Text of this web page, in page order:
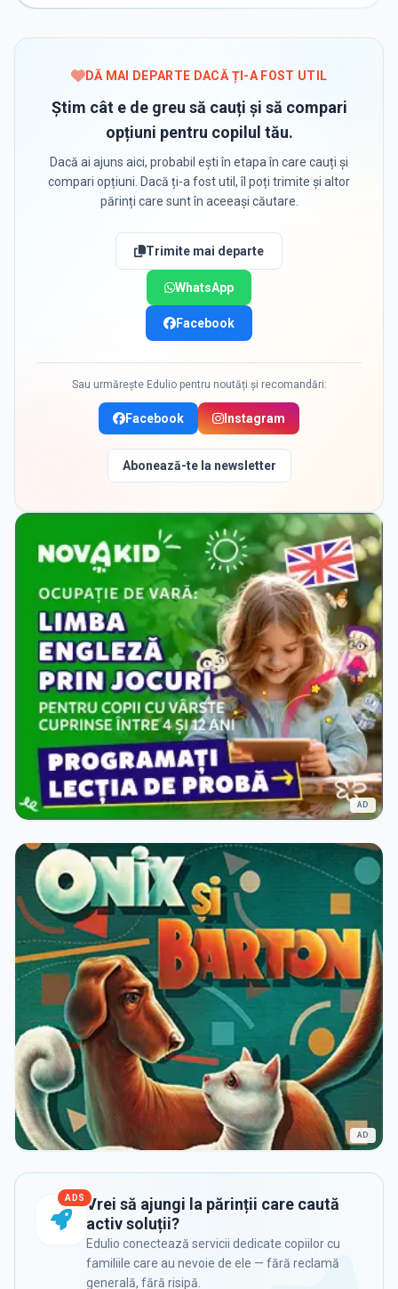
DĂ MAI DEPARTE DACĂ ȚI-A FOST UTIL
Știm cât e de greu să cauți și să compari
opțiuni pentru copilul tău.
Dacă ai ajuns aici, probabil ești în etapa în care cauți și
compari opțiuni. Dacă ți-a fost util, îl poți trimite și altor
părinți care sunt în aceeași căutare.
Trimite mai departe
WhatsApp
Facebook
Sau urmărește Edulio pentru noutăți și recomandări:
Facebook Instagram
Abonează-te la newsletter
AD
AD
ADS Vrei să ajungi la părinții care caută
activ soluții?
Edulio conectează servicii dedicate copiilor cu
familiile care au nevoie de ele — fără reclamă
generală, fără risipă.